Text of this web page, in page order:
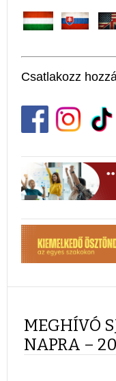
Csatlakozz
MEGHÍVÓ
NAPRA –